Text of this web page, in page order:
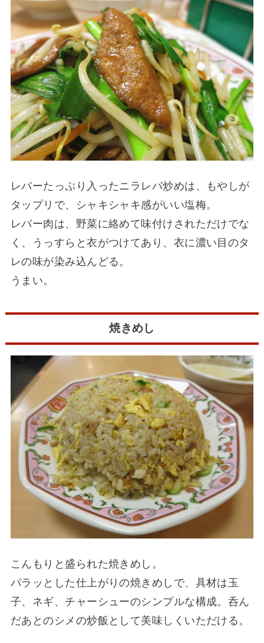
レバーたっぷり入ったニラレバ炒めは、もやしが
タップリで、シャキシャキ感がいい塩梅。
レバー肉は、野菜に絡めて味付けされただけでな
く、うっすらと衣がつけてあり、衣に濃い目のタ
レの味が染み込んどる。
うまい。
焼きめし
こんもりと盛られた焼きめし。
パラッとした仕上がりの焼きめしで、具材は玉
子、ネギ、チャーシューのシンプルな構成。呑ん
だあとのシメの炒飯として美味しくいただける。